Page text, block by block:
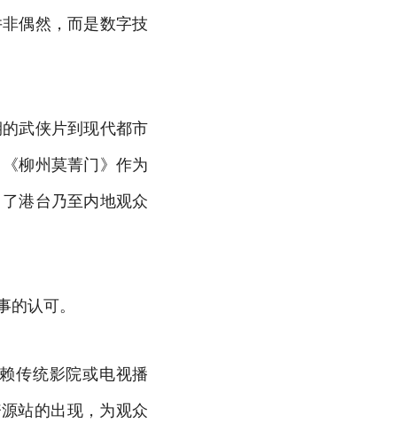
偶然，而是数字技
武侠片到现代都市
柳州莫菁门》作为
港台乃至内地观众
认可。
传统影院或电视播
站的出现，为观众